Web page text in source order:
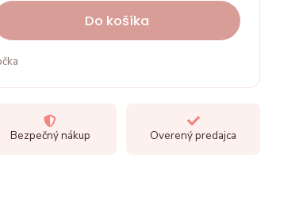
Do košíka
Bezpečný nákup Overený predajca